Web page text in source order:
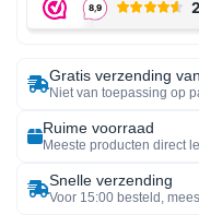
Gratis verzending
Niet van toepassing op
Ruime voorraad
Meeste producten direct
Snelle verzending
Voor 15:00 besteld,